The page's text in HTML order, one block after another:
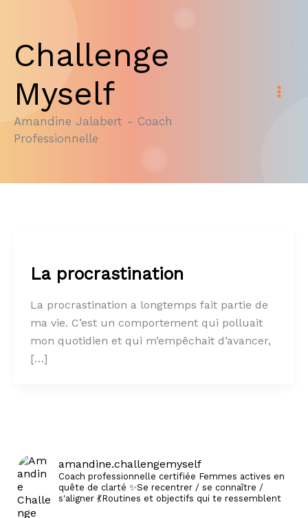
contenu
Challenge
Myself
Amandine Jalabert - Coach
Professionnelle
La procrastination
La procrastination a longtemps fait partie de
ma vie. C’est un comportement qui polluait
mon quotidien et qui m’empêchait d’avancer,
[…]
amandine.challengemyself
Coach professionnelle certifiée Femmes actives en
quête de clarté ✨Se recentrer / se connaître /
s'aligner 💃Routines et objectifs qui te ressemblent